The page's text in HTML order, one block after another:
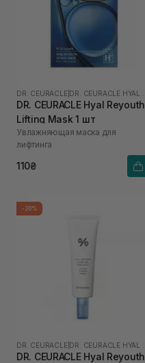
DR. CEURACLE
DR. CEURACLE Hyal Reyouth
Lifting Mask 1 шт
Увлажняющая маска для
лифтинга
110₴
-20%
DR. CEURACLE
DR. CEURACLE Hyal Reyouth